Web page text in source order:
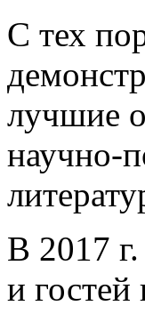
С тех
лучшие
научно-
В 2017
и гостей